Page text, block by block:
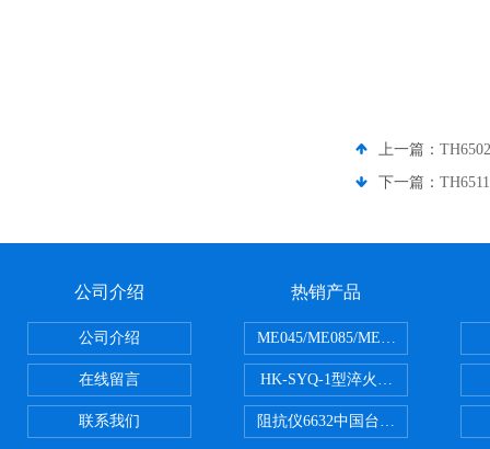
上一篇：
下一篇：
公司介绍
公司介绍
在线留言
联系我们
热销产品
ME045/ME085/ME150ME系列
HK-SYQ-1型淬火介质冷却性能测
阻抗仪6632中国台湾益和